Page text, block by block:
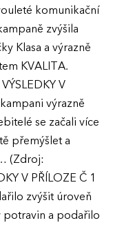
komunikační
zvýšila
Klasa a výrazně
KVALITA.
V
výrazně
se začali více
přemýšlet a
(Zdroj:
V PŘÍLOZE Č 1
zvýšit úroveň
potravin a podařilo